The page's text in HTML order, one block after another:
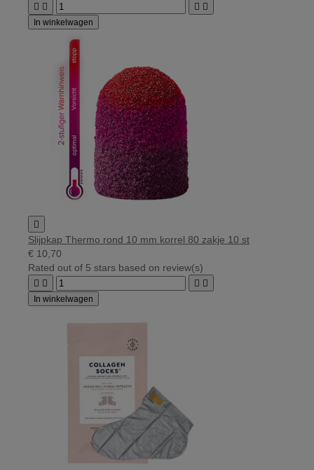
   
In winkelwagen

Slijpkap Thermo rond 10 mm korrel 80 zakje 10 st
€ 10,70
Rated out of 5 stars based on review(s)
   
In winkelwagen